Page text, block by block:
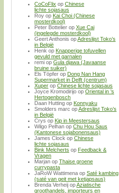
CoCoFlix op Chinese
lichte sojasaus
Roy op Kai Choi (Chinese
mosterdkool)
Peter Bottelier op Xue Cai
(ingelegde mosterdkool)
Geert Anthonis opAdreslijst Toko’s
in België
Henk op Knapperige tofuvellen
gevuld met garnalen
remi op Gula djawa (Javaanse
bruine suiker)
Els Töpfer op Dong Nan Hang
Supermarket in Delft (centrum)
Xuper op Chinese lichte sojasaus
Joyce Kromodirijo op Oriental in ’s
Hertogenbosch
Daan Hutting op Konnyaku
Smolders marc opAdreslijst Toko’s
in België
Crys op Kip in Meestersaus
Wilgo Pelhan op Chu Hou Saus
(Kantonese sojabonensaus)
James Clock op Chinese
lichte sojasaus
Bink Melcherts op Feedback &
Vragen
Marjan op Thaise groene
currypasta
JaRoW Wattimena op Saté kambing
(saté van geit met ketjapsaus)
Brenda Verheij opAziatische
groothandels, importeurs en